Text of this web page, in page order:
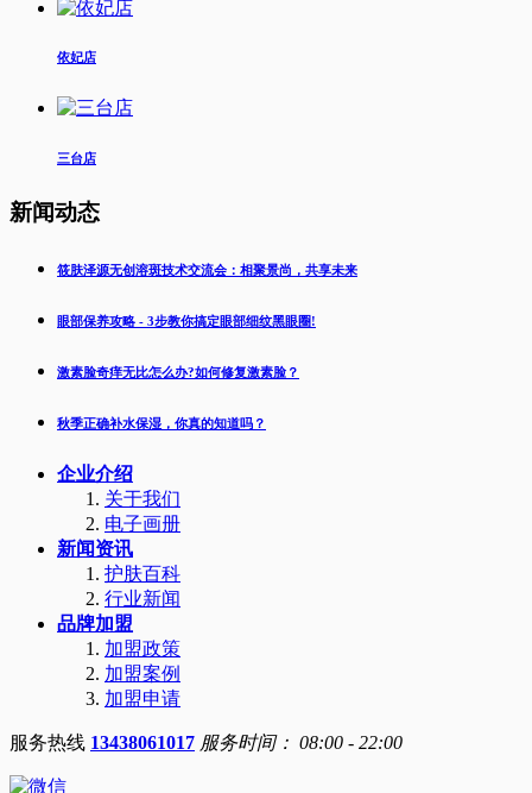
依妃店
三台店
新闻动态
筱肤泽源无创溶斑技术交流会：相聚景尚，共享未来
眼部保养攻略 - 3步教你搞定眼部细纹黑眼圈!
激素脸奇痒无比怎么办?如何修复激素脸？
秋季正确补水保湿，你真的知道吗？
企业介绍
关于我们
电子画册
新闻资讯
护肤百科
行业新闻
品牌加盟
加盟政策
加盟案例
加盟申请
服务热线 13438061017 服务时间： 08:00 - 22:00